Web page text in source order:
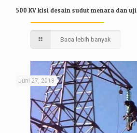
500 KV kisi desain sudut menara dan uji
Baca lebih banyak
Juni 27, 2018